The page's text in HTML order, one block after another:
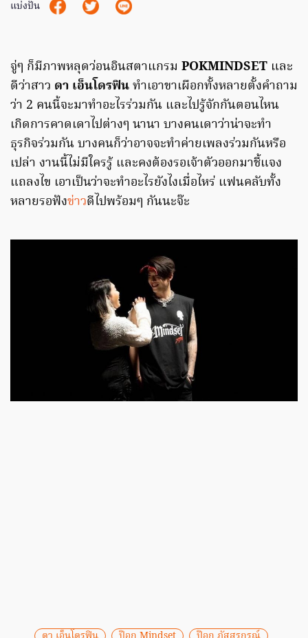
แบ่งปัน
จู่ๆ ก็มีภาพหลุดว่อนอินสตาแกรม POKMINDSET และ
ดีว่าสาว ดา เอ็นโดรฟินทำเอาขาเผือกทั้งหลายตั้งคำถาม
ว่า 2 คนนี้จะมาทำอะไรร่วมกัน และไปรู้จักกันตอนไหน
เกิดการคาดเดาไปต่างๆ นานา บางคนเดาว่าน่าจะทำ
ธุรกิจร่วมกัน บางคนก็ว่าอาจจะทำค่ายเพลงร่วมกันหรือ
เปล่า งานนี้ไม่มีใครรู้ และคงต้องรอเจ้าตัวออกมาชี้แจง
แถลงไข เอาเป็นว่าจะทำอะไรยังไงเมื่อไหร่ แฟนคลับทั้ง
หลายรอฟังข่าวดีไปพร้อมๆ กันนะจ๊ะ